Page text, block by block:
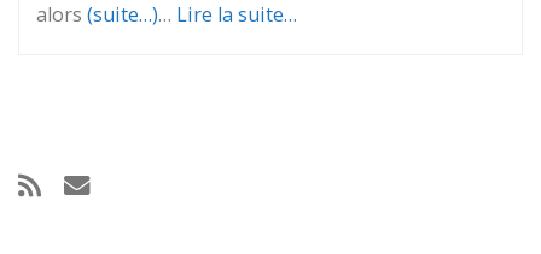
alors (suite…)… Lire la suite…